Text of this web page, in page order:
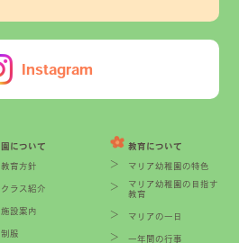
Instagram
園について
教育方針
クラス紹介
施設案内
制服
教育について
マリア幼稚園の特色
マリア幼稚園の目指す
教育
マリアの一日
一年間の行事